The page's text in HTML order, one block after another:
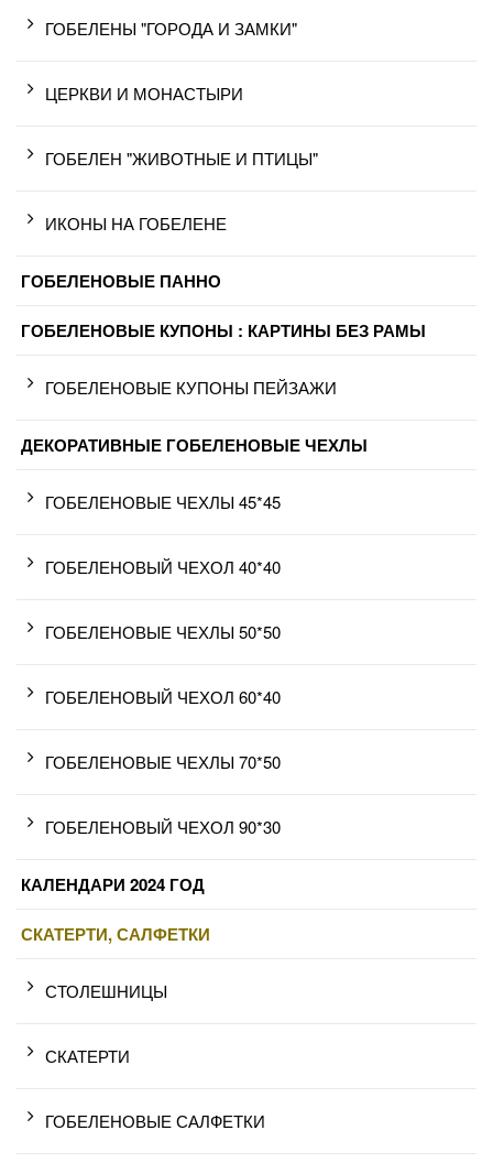
ГОБЕЛЕНЫ "ГОРОДА И ЗАМКИ"
ЦЕРКВИ И МОНАСТЫРИ
ГОБЕЛЕН "ЖИВОТНЫЕ И ПТИЦЫ"
ИКОНЫ НА ГОБЕЛЕНЕ
ГОБЕЛЕНОВЫЕ ПАННО
ГОБЕЛЕНОВЫЕ КУПОНЫ : КАРТИНЫ БЕЗ РАМЫ
ГОБЕЛЕНОВЫЕ КУПОНЫ ПЕЙЗАЖИ
ДЕКОРАТИВНЫЕ ГОБЕЛЕНОВЫЕ ЧЕХЛЫ
ГОБЕЛЕНОВЫЕ ЧЕХЛЫ 45*45
ГОБЕЛЕНОВЫЙ ЧЕХОЛ 40*40
ГОБЕЛЕНОВЫЕ ЧЕХЛЫ 50*50
ГОБЕЛЕНОВЫЙ ЧЕХОЛ 60*40
ГОБЕЛЕНОВЫЕ ЧЕХЛЫ 70*50
ГОБЕЛЕНОВЫЙ ЧЕХОЛ 90*30
КАЛЕНДАРИ 2024 ГОД
СКАТЕРТИ, САЛФЕТКИ
СТОЛЕШНИЦЫ
СКАТЕРТИ
ГОБЕЛЕНОВЫЕ САЛФЕТКИ